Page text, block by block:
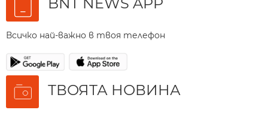
Всичко най-важно в твоя телефон
ТВОЯТА НОВИНА